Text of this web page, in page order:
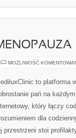
MOŻLIWOŚĆ
to platforma
pań na
który łączy
dla
przestrzeni stoi